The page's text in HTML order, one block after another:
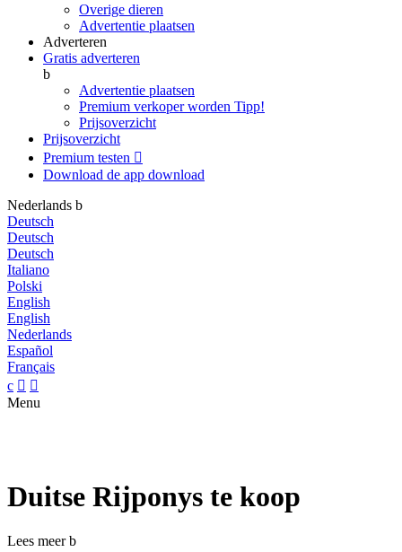
Overige dieren
Advertentie plaatsen
Adverteren
Gratis adverteren
b
Advertentie plaatsen
Premium verkoper worden Tipp!
Prijsoverzicht
Prijsoverzicht
Premium testen 
Download de app download
Nederlands b
Deutsch
Deutsch
Deutsch
Italiano
Polski
English
English
Nederlands
Español
Français
c  
Menu
Duitse Rijponys te koop
Lees meerb